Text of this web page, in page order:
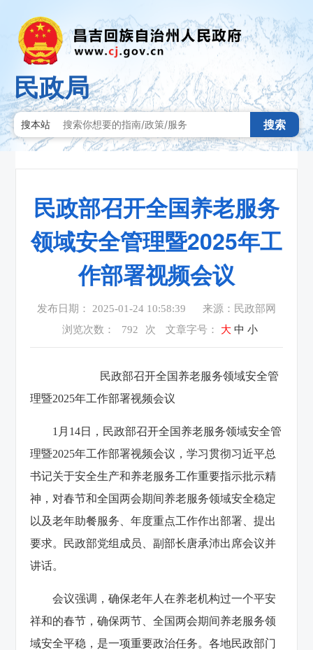
民政局
搜本站 搜索
民政部召开全国养老服务
领域安全管理暨2025年工
作部署视频会议
发布日期： 2025-01-24 10:58:39
来源：民政部网
浏览次数：
792 次 文章字号： 大 中 小
民政部召开全国养老服务领域安全管
理暨2025年工作部署视频会议
1月14日，民政部召开全国养老服务领域安全管
理暨2025年工作部署视频会议，学习贯彻习近平总
书记关于安全生产和养老服务工作重要指示批示精
神，对春节和全国两会期间养老服务领域安全稳定
以及老年助餐服务、年度重点工作作出部署、提出
要求。民政部党组成员、副部长唐承沛出席会议并
讲话。
会议强调，确保老年人在养老机构过一个平安
祥和的春节，确保两节、全国两会期间养老服务领
域安全平稳，是一项重要政治任务。各地民政部门